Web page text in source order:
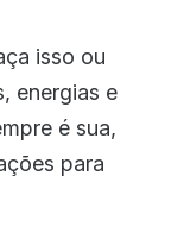
isso ou
energias e
é sua,
para